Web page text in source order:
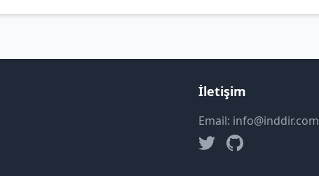
İletişim
Email: info@inddir.com